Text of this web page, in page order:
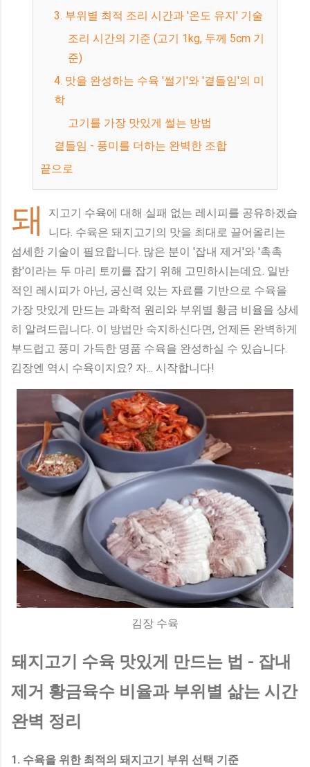
3. 부위별 최적 조리 시간과 '온도 유지' 기술
조리 시간의 기준 (고기 1kg, 두께 5cm 기
준)
4. 맛을 완성하는 수육 '썰기'와 '곁들임'의 미
학
고기를 가장 맛있게 썰는 방법
곁들임 - 풍미를 더하는 완벽한 조합
끝으로
돼
지고기 수육에 대해 실패 없는 레시피를 공유하겠습
니다. 수육은 돼지고기의 맛을 최대로 끌어올리는
섬세한 기술이 필요합니다. 많은 분이 '잡내 제거'와 '촉촉
함'이라는 두 마리 토끼를 잡기 위해 고민하시는데요. 일반
적인 레시피가 아닌, 공신력 있는 자료를 기반으로 수육을
가장 맛있게 만드는 과학적 원리와 부위별 황금 비율을 상세
히 알려드립니다. 이 방법만 숙지하신다면, 언제든 완벽하게
부드럽고 풍미 가득한 명품 수육을 완성하실 수 있습니다.
김장엔 역시 수육이지요? 자... 시작합니다!
김장 수육
돼지고기 수육 맛있게 만드는 법 - 잡내
제거 황금육수 비율과 부위별 삶는 시간
완벽 정리
1. 수육을 위한 최적의 돼지고기 부위 선택 기준